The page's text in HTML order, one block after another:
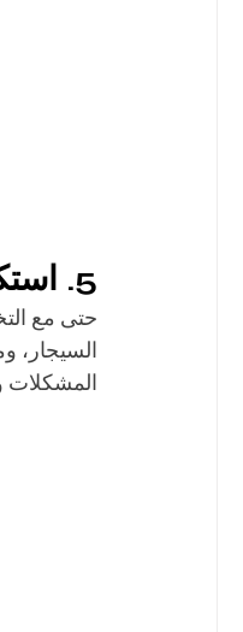
5. استكشاف الأخطاء الشائعة وإصلاحها
حتى مع
السيجار،
المشكلات